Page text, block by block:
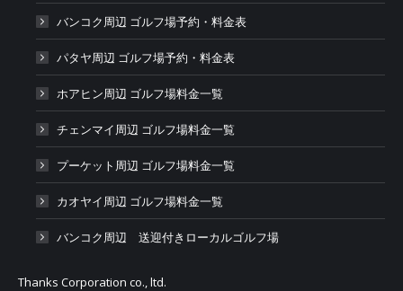
バンコク周辺 ゴルフ場予約・料金表
パタヤ周辺 ゴルフ場予約・料金表
ホアヒン周辺 ゴルフ場料金一覧
チェンマイ周辺 ゴルフ場料金一覧
プーケット周辺 ゴルフ場料金一覧
カオヤイ周辺 ゴルフ場料金一覧
バンコク周辺 送迎付きローカルゴルフ場
Thanks Corporation co., ltd.